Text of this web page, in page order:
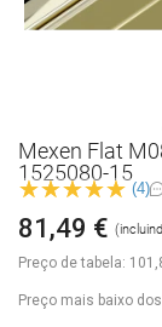
Mexen Flat
1525080-15
(4)
Preço de tabela:
81,49 €
Preço mais baixo